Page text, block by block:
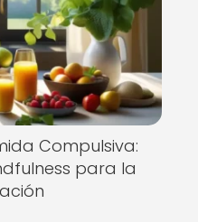
Compulsiva:
para la